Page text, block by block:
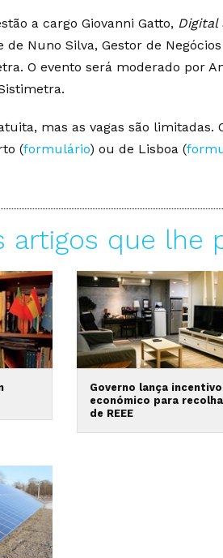
a cargo Giovanni Gatto, Digital
de Nuno Silva, Gestor de
O evento será moderado por
mas as vagas são limitadas.
(formulário) ou de Lisboa (
artigos que lhe
Governo lança incentivo
económico para recolha
de REEE